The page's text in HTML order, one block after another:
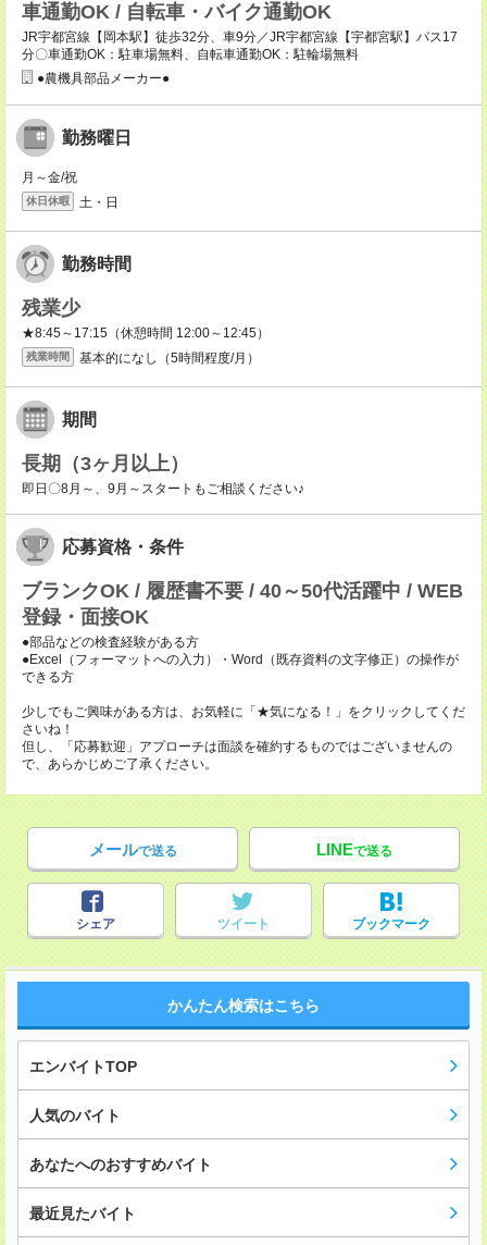
車通勤OK / 自転車・バイク通勤OK
JR宇都宮線【岡本駅】徒歩32分、車9分／JR宇都宮線【宇都宮駅】バス17
分〇車通勤OK：駐車場無料、自転車通勤OK：駐輪場無料
●農機具部品メーカー●
勤務曜日
月～金/祝
休日休暇 土・日
勤務時間
残業少
★8:45～17:15（休憩時間 12:00～12:45）
残業時間 基本的になし（5時間程度/月）
期間
長期（3ヶ月以上）
即日〇8月～、9月～スタートもご相談ください♪
応募資格・条件
ブランクOK / 履歴書不要 / 40～50代活躍中 / WEB
登録・面接OK
●部品などの検査経験がある方
●Excel（フォーマットへの入力）・Word（既存資料の文字修正）の操作が
できる方
少しでもご興味がある方は、お気軽に「★気になる！」をクリックしてくだ
さいね！
但し、「応募歓迎」アプローチは面談を確約するものではございませんの
で、あらかじめご了承ください。
メールで送る LINEで送る
シェア ツイート ブックマーク
かんたん検索はこちら
エンバイトTOP
人気のバイト
あなたへのおすすめバイト
最近見たバイト